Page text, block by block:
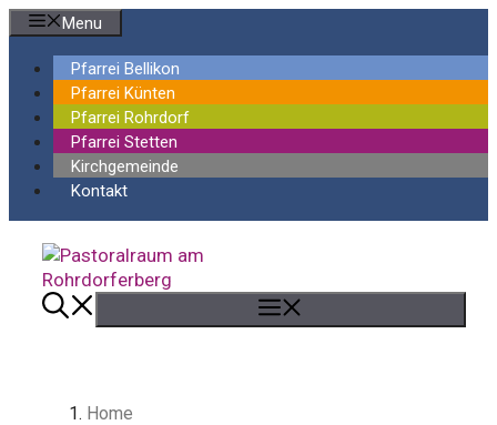
Springe
Inhalt
Menu
Pfarrei Bellikon
Pfarrei Künten
Pfarrei Rohrdorf
Pfarrei Stetten
Kirchgemeinde
Kontakt
Home